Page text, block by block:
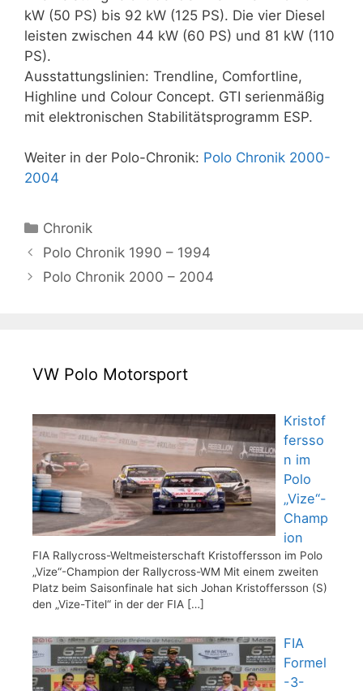
kW (50 PS) bis 92 kW (125 PS). Die vier Diesel
leisten zwischen 44 kW (60 PS) und 81 kW (110
PS).
Ausstattungslinien: Trendline, Comfortline,
Highline und Colour Concept. GTI serienmäßig
mit elektronischen Stabilitätsprogramm ESP.
Weiter in der Polo-Chronik: Polo Chronik 2000-
2004
Kategorien
Chronik
Polo Chronik 1990 – 1994
Polo Chronik 2000 – 2004
VW Polo Motorsport
Kristof
fersso
n im
Polo
„Vize“-
Champ
ion
FIA Rallycross-Weltmeisterschaft Kristoffersson im Polo
„Vize“-Champion der Rallycross-WM Mit einem zweiten
Platz beim Saisonfinale hat sich Johan Kristoffersson (S)
den „Vize-Titel“ in der der FIA […]
FIA
Formel
-3-